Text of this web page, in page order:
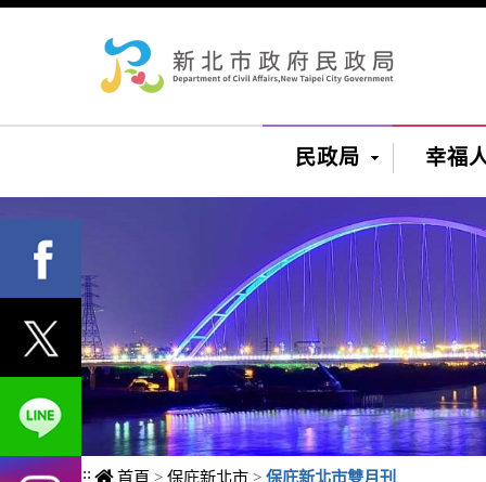
民政局 幸福
::: 首頁 > 保庇新北市 > 保庇新北市雙月刊